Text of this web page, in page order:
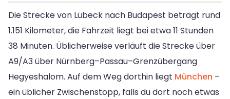
Die Strecke von Lübeck nach Budapest beträgt rund
1.151 Kilometer, die Fahrzeit liegt bei etwa 11 Stunden
38 Minuten. Üblicherweise verläuft die Strecke über
A9/A3 über Nürnberg–Passau–Grenzübergang
Hegyeshalom. Auf dem Weg dorthin liegt München –
ein üblicher Zwischenstopp, falls du dort noch etwas